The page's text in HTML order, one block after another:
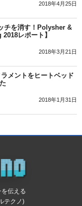
2018年4月25日
チを消す！Polysher &
レポート】
2018年3月21日
メントをヒートベッド
2018年1月31日
伝える
テクノ)